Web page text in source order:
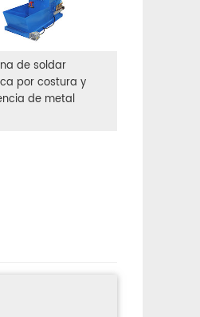
de soldar
por costura y
de metal